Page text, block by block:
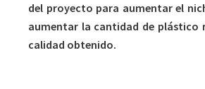
del proyecto para aumentar el
aumentar la cantidad de plástico
calidad obtenido.